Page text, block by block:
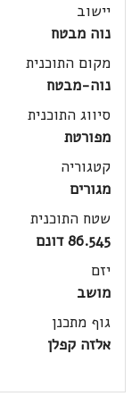
יישוב
נוה מבטח
מקום התוכנית
נוה-מבטח
סיווג התוכנית
מפורטת
קטגוריה
מגורים
שטח התוכנית
86.545 דונם
יזם
מושב
גוף מתכנן
אלזה קפלן